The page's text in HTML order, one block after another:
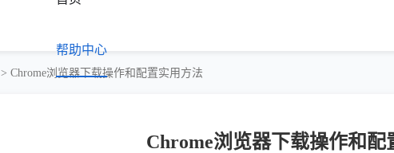
帮助中心
> Chrome浏览器下载操作和配置实用方法
Chrome浏览器下载操作和配